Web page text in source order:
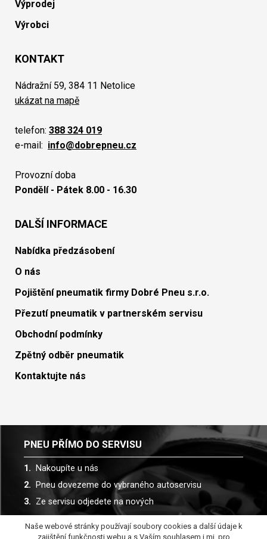
Výprodej
Výrobci
KONTAKT
Nádražní 59, 384 11 Netolice
ukázat na mapě
telefon: 388 324 019
e-mail: info@dobrepneu.cz
Provozní doba
Pondělí - Pátek 8.00 - 16.30
DALŠÍ INFORMACE
Nabídka předzásobení
O nás
Pojištění pneumatik firmy Dobré Pneu s.r.o.
Přezutí pneumatik v partnerském servisu
Obchodní podmínky
Zpětný odběr pneumatik
Kontaktujte nás
PNEU PŘÍMO DO SERVISU
Nakoupíte u nás
Pneu dovezeme do vybraného autoservisu
Ze servisu odjedete na nových
Spolupracujeme s více než 30 autoservisy
Naše webové stránky používají soubory cookies a další údaje k
zajištění funkčnosti webu a s Vaším souhlasem i mj. pro